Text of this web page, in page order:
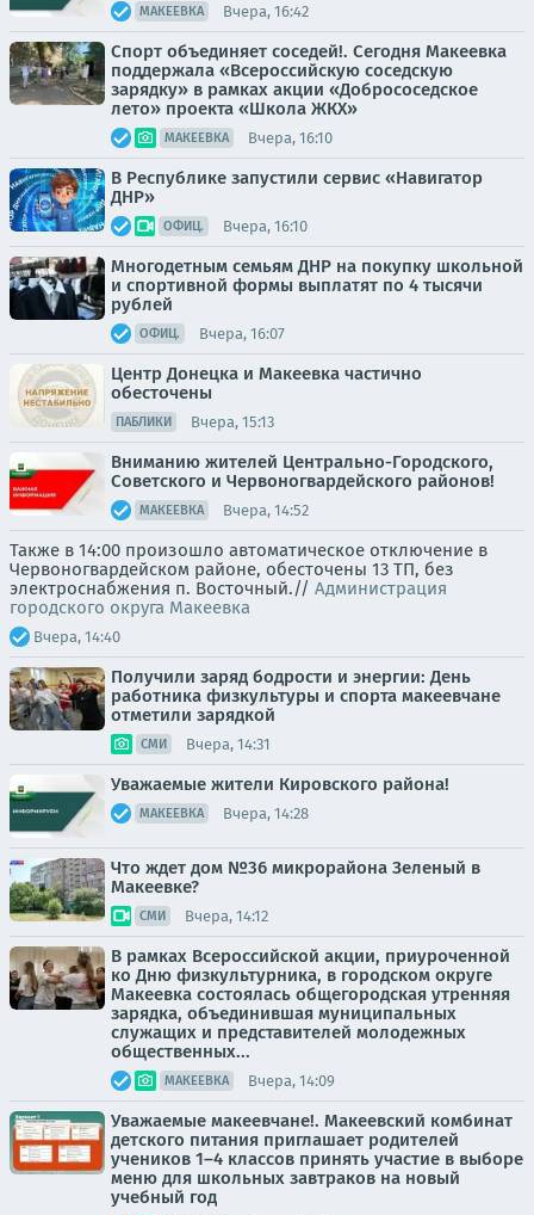
МАКЕЕВКА Вчера, 16:42
Спорт объединяет соседей!. Сегодня Макеевка
поддержала «Всероссийскую соседскую
зарядку» в рамках акции «Добрососедское
лето» проекта «Школа ЖКХ»
МАКЕЕВКА Вчера, 16:10
В Республике запустили сервис «Навигатор
ДНР»
ОФИЦ. Вчера, 16:10
Многодетным семьям ДНР на покупку школьной
и спортивной формы выплатят по 4 тысячи
рублей
ОФИЦ. Вчера, 16:07
Центр Донецка и Макеевка частично
обесточены
ПАБЛИКИ Вчера, 15:13
Вниманию жителей Центрально-Городского,
Советского и Червоногвардейского районов!
МАКЕЕВКА Вчера, 14:52
Также в 14:00 произошло автоматическое отключение в
Червоногвардейском районе, обесточены 13 ТП, без
электроснабжения п. Восточный.// Администрация
городского округа Макеевка
Вчера, 14:40
Получили заряд бодрости и энергии: День
работника физкультуры и спорта макеевчане
отметили зарядкой
СМИ Вчера, 14:31
Уважаемые жители Кировского района!
МАКЕЕВКА Вчера, 14:28
Что ждет дом №36 микрорайона Зеленый в
Макеевке?
СМИ Вчера, 14:12
В рамках Всероссийской акции, приуроченной
ко Дню физкультурника, в городском округе
Макеевка состоялась общегородская утренняя
зарядка, объединившая муниципальных
служащих и представителей молодежных
общественных...
МАКЕЕВКА Вчера, 14:09
Уважаемые макеевчане!. Макеевский комбинат
детского питания приглашает родителей
учеников 1–4 классов принять участие в выборе
меню для школьных завтраков на новый
учебный год